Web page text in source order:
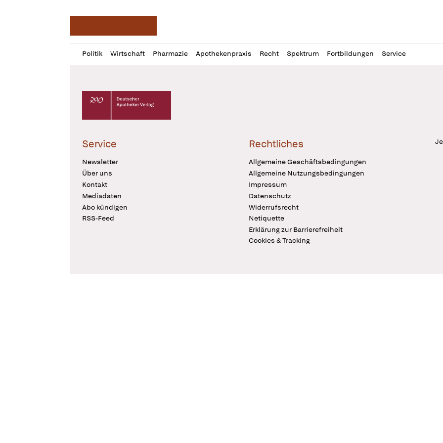
Politik Wirtschaft Pharmazie Apothekenpraxis Recht Spektrum Fortbildungen Service
Profil
öffnen
Daz
Pur
Deutscher Apotheker Verlag Logo
Service
Newsletter
Über uns
Kontakt
Mediadaten
Abo kündigen
RSS-Feed
Rechtliches
Allgemeine Geschäftsbedingungen
Allgemeine Nutzungsbedingungen
Impressum
Datenschutz
Widerrufsrecht
Netiquette
Erklärung zur Barrierefreiheit
Cookies & Tracking